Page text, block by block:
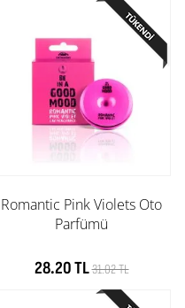
Romantic Pink Violets Oto
Parfümü
28.20 TL31.02 TL